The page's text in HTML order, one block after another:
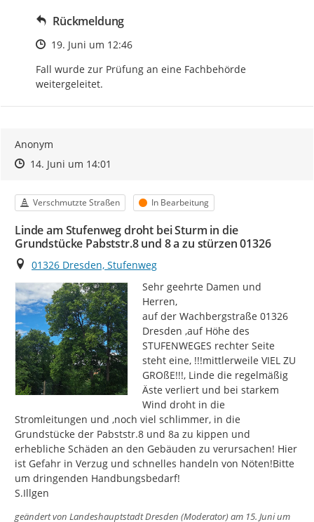
Rückmeldung
Zeitpunkt des Erstellens
19. Juni um 12:46
Fall wurde zur Prüfung an eine Fachbehörde
weitergeleitet.
Anonym
Zeitpunkt des Erstellens
Zeitpunkt des Erstellens
14. Juni um 14:01
Kategorie
Verschmutzte Straßen Status
In Bearbeitung
Linde am Stufenweg droht bei Sturm in die
Grundstücke Pabststr.8 und 8 a zu stürzen 01326
Ort
01326 Dresden, Stufenweg
Sehr geehrte Damen und
Herren,
auf der Wachbergstraße 01326
Dresden ,auf Höhe des
STUFENWEGES rechter Seite
steht eine, !!!mittlerweile VIEL ZU
GROßE!!!, Linde die regelmäßig
Äste verliert und bei starkem
Wind droht in die
Stromleitungen und ,noch viel schlimmer, in die
Grundstücke der Pabststr.8 und 8a zu kippen und
erhebliche Schäden an den Gebäuden zu verursachen! Hier
ist Gefahr in Verzug und schnelles handeln von Nöten!Bitte
um dringenden Handbungsbedarf!
S.Illgen
geändert von Landeshauptstadt Dresden (Moderator)am 15. Juni um